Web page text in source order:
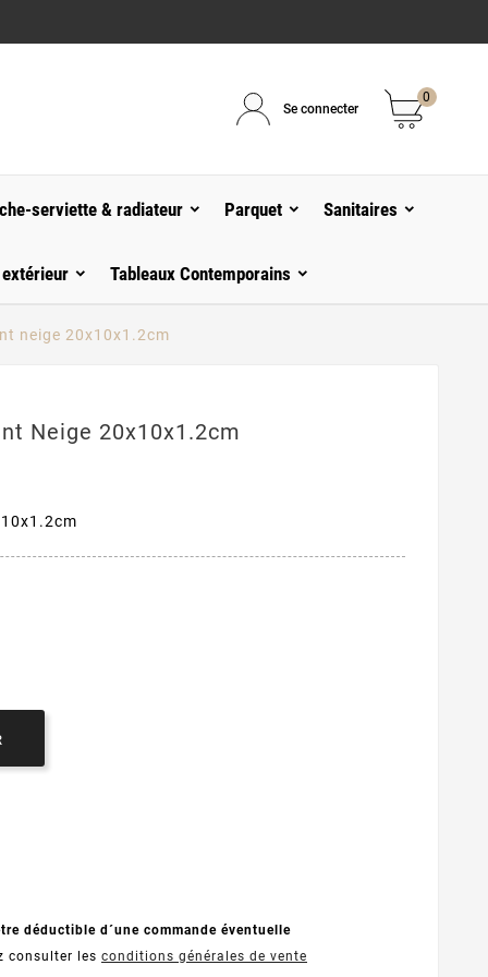
Se connecter
0
serviette & radiateur Parquet Sanitaires
Tableaux Contemporains
neige 20x10x1.2cm
Neige 20x10x1.2cm
déductible d´une commande éventuelle
consulter les conditions générales de vente